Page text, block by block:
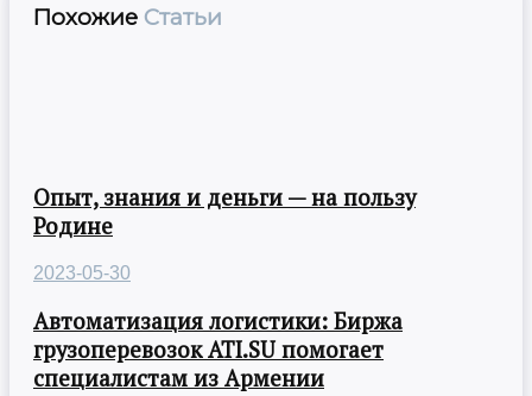
Похожие Статьи
Опыт, знания и деньги — на пользу
Родине
2023-05-30
Автоматизация логистики: Биржа
грузоперевозок ATI.SU помогает
специалистам из Армении